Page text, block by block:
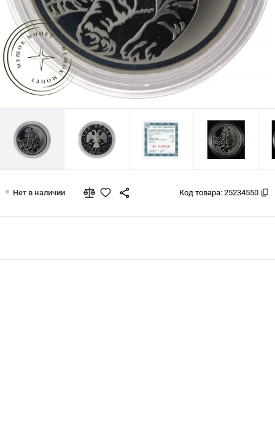
Нет в наличии Код товара: 25234550